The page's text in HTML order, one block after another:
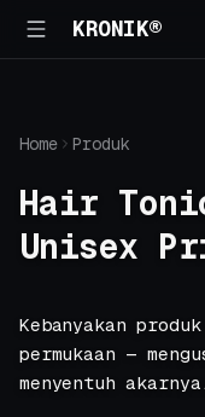
KRONIK®
Home Produk
Hair
Unisex
Kebanyakan
permukaan —
menyentuh akarnya.